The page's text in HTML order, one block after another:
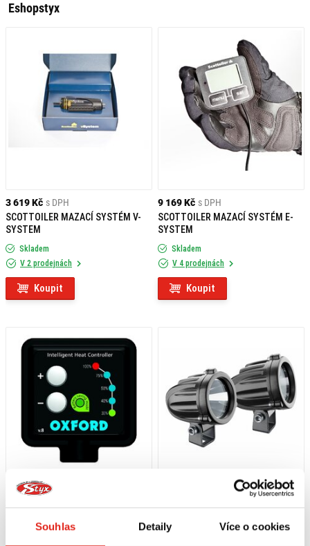
Souhlas Detaily Více o cookies
Eshopstyx
3 619 Kč s DPH
SCOTTOILER MAZACÍ SYSTÉM V-
SYSTEM
Skladem
V 2 prodejnách
Koupit
9 169 Kč s DPH
SCOTTOILER MAZACÍ SYSTÉM E-
SYSTEM
Skladem
V 4 prodejnách
Koupit
PREMIUM ADVENTURE
SVĚTLA - HOMOLOGIZOVANÁ,